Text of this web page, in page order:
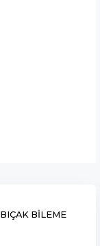
BİLEME